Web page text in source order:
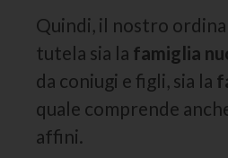
Quindi, il nostro
tutela sia la famiglia
da coniugi e figli, sia la
quale comprende
affini.